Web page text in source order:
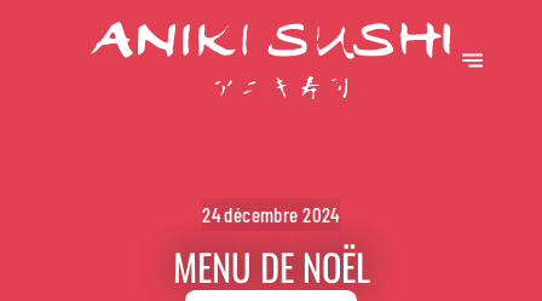
24 décembre 2024
MENU DE NOËL